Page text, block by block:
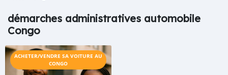
démarches administratives automobile
Congo
ACHETER/VENDRE SA VOITURE AU
CONGO